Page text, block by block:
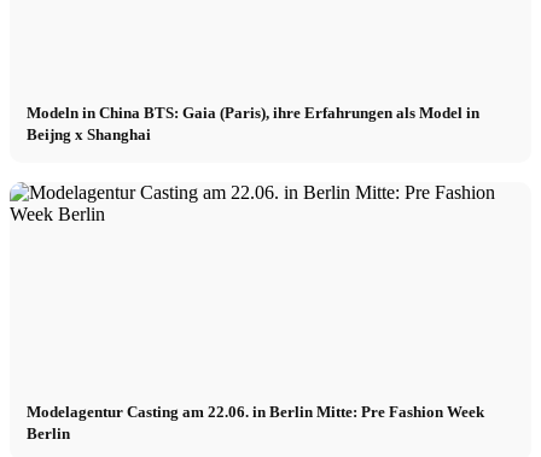
Modeln in China BTS: Gaia (Paris), ihre Erfahrungen als Model in
Beijng x Shanghai
Modelagentur Casting am 22.06. in Berlin Mitte: Pre Fashion Week
Berlin